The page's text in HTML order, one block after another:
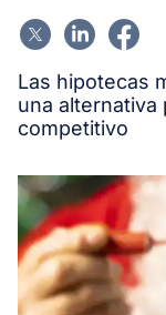
Las hipotecas
una alternativa
competitivo